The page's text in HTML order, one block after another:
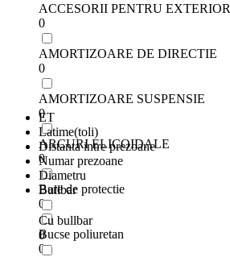
ACCESORII PENTRU EXTERIOR
0
AMORTIZOARE DE DIRECTIE
0
AMORTIZOARE SUSPENSIE
0
ARCURI ELICOIDALE
0
Bare de protectie
0
Bucse poliuretan
0
ET
Latime(toli)
Distanta intre prezoane
Numar prezoane
Diametru
Bullbar
Cu bullbar
0